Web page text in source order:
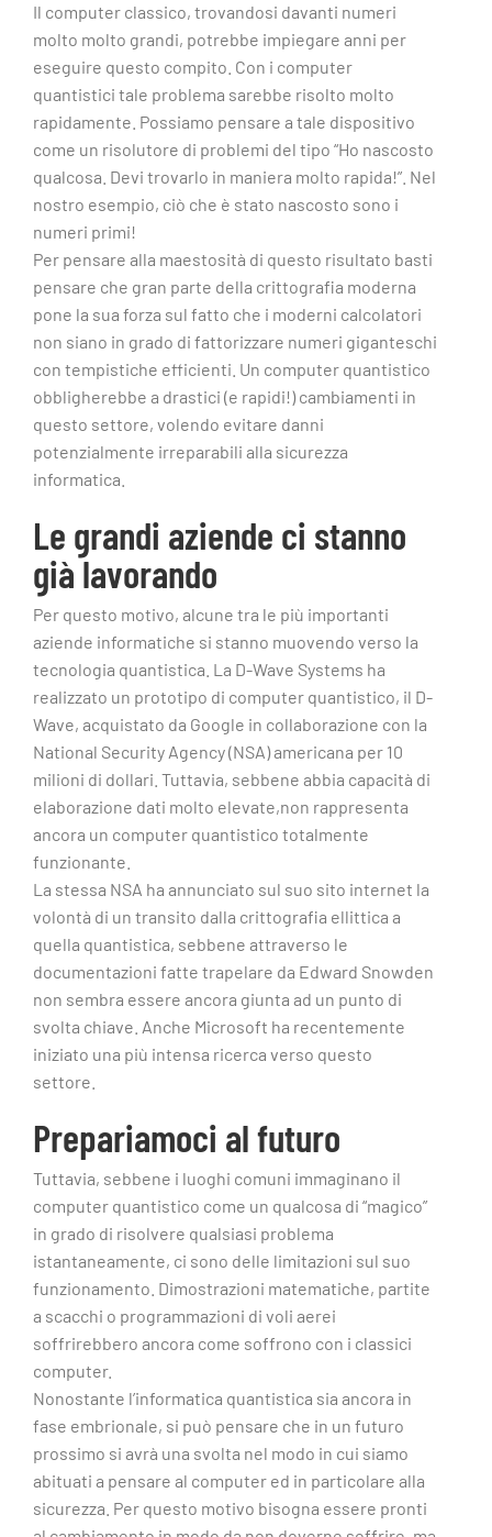
Il computer classico, trovandosi davanti numeri
molto molto grandi, potrebbe impiegare anni per
eseguire questo compito. Con i computer
quantistici tale problema sarebbe risolto molto
rapidamente. Possiamo pensare a tale dispositivo
come un risolutore di problemi del tipo “Ho nascosto
qualcosa. Devi trovarlo in maniera molto rapida!”. Nel
nostro esempio, ciò che è stato nascosto sono i
numeri primi!
Per pensare alla maestosità di questo risultato basti
pensare che gran parte della crittografia moderna
pone la sua forza sul fatto che i moderni calcolatori
non siano in grado di fattorizzare numeri giganteschi
con tempistiche efficienti. Un computer quantistico
obbligherebbe a drastici (e rapidi!) cambiamenti in
questo settore, volendo evitare danni
potenzialmente irreparabili alla sicurezza
informatica.
Le grandi aziende ci stanno
già lavorando
Per questo motivo, alcune tra le più importanti
aziende informatiche si stanno muovendo verso la
tecnologia quantistica. La D-Wave Systems ha
realizzato un prototipo di computer quantistico, il D-
Wave, acquistato da Google in collaborazione con la
National Security Agency (NSA) americana per 10
milioni di dollari. Tuttavia, sebbene abbia capacità di
elaborazione dati molto elevate,non rappresenta
ancora un computer quantistico totalmente
funzionante.
La stessa NSA ha annunciato sul suo sito internet la
volontà di un transito dalla crittografia ellittica a
quella quantistica, sebbene attraverso le
documentazioni fatte trapelare da Edward Snowden
non sembra essere ancora giunta ad un punto di
svolta chiave. Anche Microsoft ha recentemente
iniziato una più intensa ricerca verso questo
settore.
Prepariamoci al futuro
Tuttavia, sebbene i luoghi comuni immaginano il
computer quantistico come un qualcosa di “magico”
in grado di risolvere qualsiasi problema
istantaneamente, ci sono delle limitazioni sul suo
funzionamento. Dimostrazioni matematiche, partite
a scacchi o programmazioni di voli aerei
soffrirebbero ancora come soffrono con i classici
computer.
Nonostante l’informatica quantistica sia ancora in
fase embrionale, si può pensare che in un futuro
prossimo si avrà una svolta nel modo in cui siamo
abituati a pensare al computer ed in particolare alla
sicurezza. Per questo motivo bisogna essere pronti